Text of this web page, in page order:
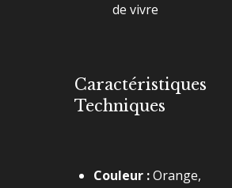
de vivre
Caractéristiques
Techniques
Couleur :Orange,